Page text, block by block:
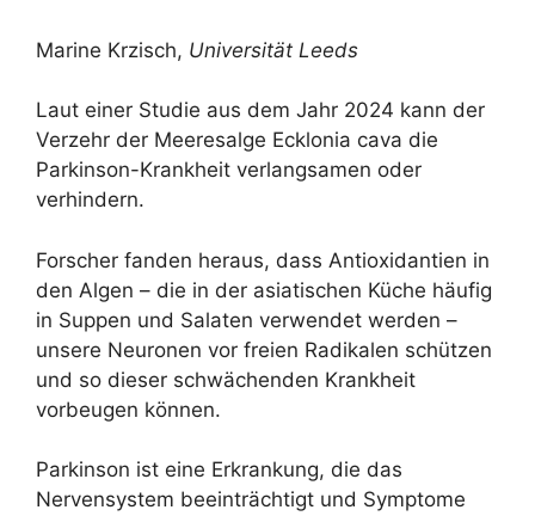
Marine Krzisch, Universität Leeds
Laut einer Studie aus dem Jahr 2024 kann der
Verzehr der Meeresalge Ecklonia cava die
Parkinson-Krankheit verlangsamen oder
verhindern.
Forscher fanden heraus, dass Antioxidantien in
den Algen – die in der asiatischen Küche häufig
in Suppen und Salaten verwendet werden –
unsere Neuronen vor freien Radikalen schützen
und so dieser schwächenden Krankheit
vorbeugen können.
Parkinson ist eine Erkrankung, die das
Nervensystem beeinträchtigt und Symptome